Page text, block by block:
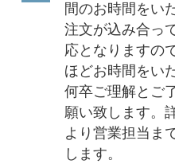
間のお時間をい
注文が込み合っ
応となりますの
ほどお時間をい
何卒ご理解とご
願い致します。
より営業担当ま
します。